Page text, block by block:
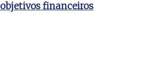
financeiros